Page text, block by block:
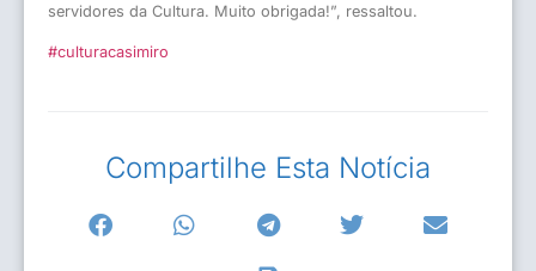
servidores da Cultura. Muito obrigada!”, ressaltou.
#culturacasimiro
Compartilhe Esta Notícia